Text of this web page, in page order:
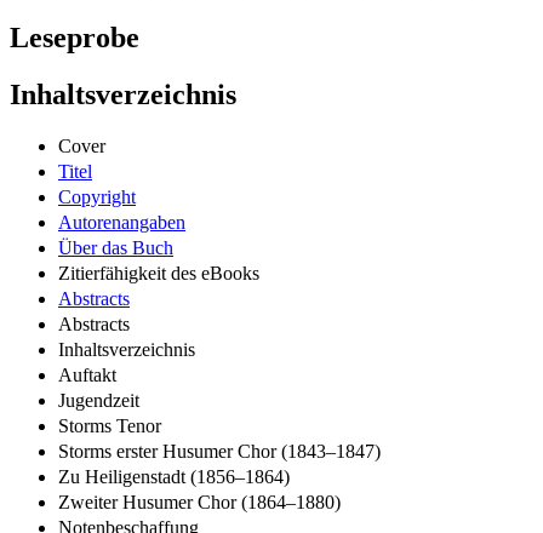
Leseprobe
Inhaltsverzeichnis
Cover
Titel
Copyright
Autorenangaben
Über das Buch
Zitierfähigkeit des eBooks
Abstracts
Abstracts
Inhaltsverzeichnis
Auftakt
Jugendzeit
Storms Tenor
Storms erster Husumer Chor (1843–1847)
Zu Heiligenstadt (1856–1864)
Zweiter Husumer Chor (1864–1880)
Notenbeschaffung